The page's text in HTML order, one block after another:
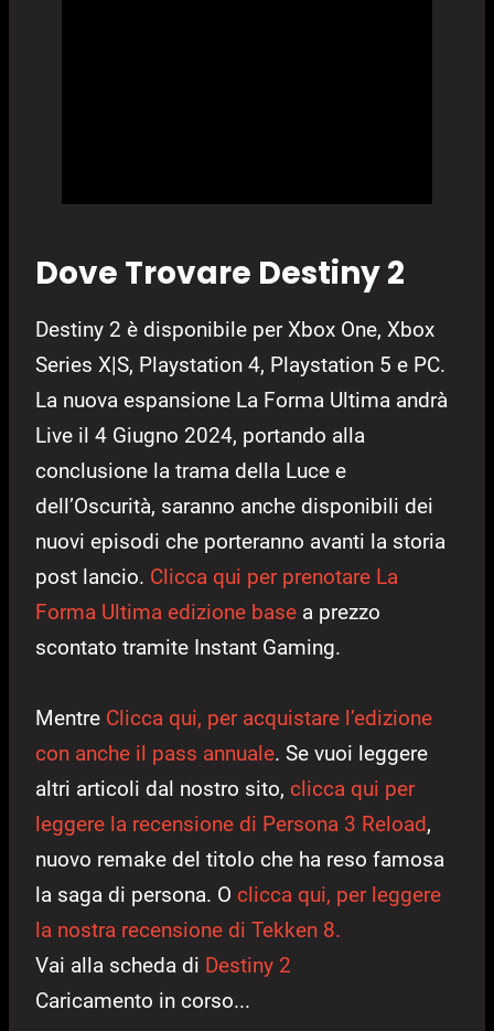
Dove Trovare Destiny 2
Destiny 2 è disponibile per Xbox One, Xbox
Series X|S, Playstation 4, Playstation 5 e PC.
La nuova espansione La Forma Ultima andrà
Live il 4 Giugno 2024, portando alla
conclusione la trama della Luce e
dell’Oscurità, saranno anche disponibili dei
nuovi episodi che porteranno avanti la storia
post lancio. Clicca qui per prenotare La
Forma Ultima edizione base a prezzo
scontato tramite Instant Gaming.
Mentre Clicca qui, per acquistare l’edizione
con anche il pass annuale. Se vuoi leggere
altri articoli dal nostro sito, clicca qui per
leggere la recensione di Persona 3 Reload,
nuovo remake del titolo che ha reso famosa
la saga di persona. O clicca qui, per leggere
la nostra recensione di Tekken 8.
Vai alla scheda di Destiny 2
Caricamento in corso...